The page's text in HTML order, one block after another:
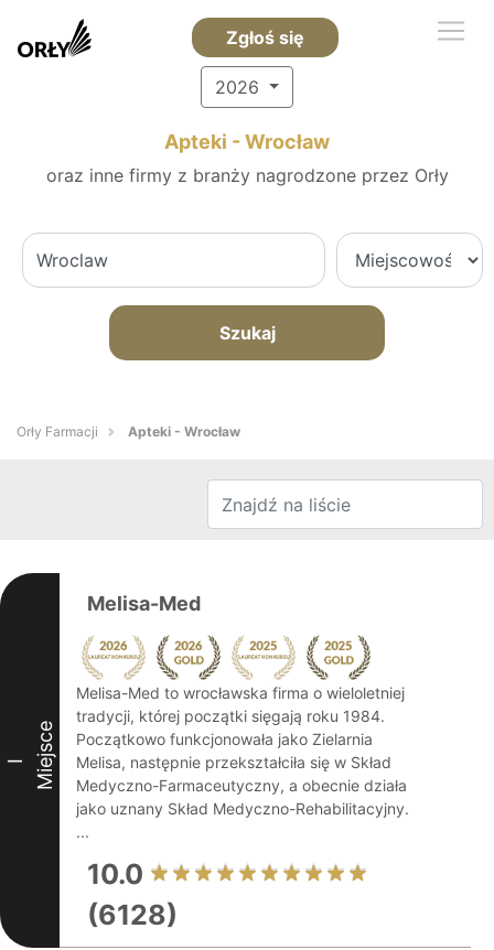
Zgłoś się
2026
Apteki - Wrocław
oraz inne firmy z branży nagrodzone przez Orły
Szukaj
Orły Farmacji Apteki - Wrocław
I Miejsce
Melisa-Med
Melisa-Med to wrocławska firma o wieloletniej
tradycji, której początki sięgają roku 1984.
Początkowo funkcjonowała jako Zielarnia
Melisa, następnie przekształciła się w Skład
Medyczno-Farmaceutyczny, a obecnie działa
jako uznany Skład Medyczno-Rehabilitacyjny.
...
10.0
(6128)